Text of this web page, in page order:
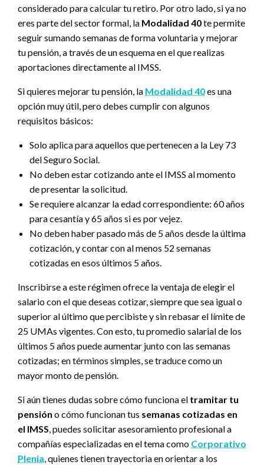
considerado para calcular tu retiro. Por otro lado, si ya no
eres parte del sector formal, la Modalidad 40te permite
seguir sumando semanas de forma voluntaria y mejorar
tu pensión, a través de un esquema en el que realizas
aportaciones directamente al IMSS.
Si quieres mejorar tu pensión, la Modalidad 40es una
opción muy útil, pero debes cumplir con algunos
requisitos básicos:
Solo aplica para aquellos que pertenecen a la Ley 73
del Seguro Social.
No deben estar cotizando ante el IMSS al momento
de presentar la solicitud.
Se requiere alcanzar la edad correspondiente: 60 años
para cesantía y 65 años si es por vejez.
No deben haber pasado más de 5 años desde la última
cotización, y contar con al menos 52 semanas
cotizadas en esos últimos 5 años.
Inscribirse a este régimen ofrece la ventaja de elegir el
salario con el que deseas cotizar, siempre que sea igual o
superior al último que percibiste y sin rebasar el límite de
25 UMAs vigentes. Con esto, tu promedio salarial de los
últimos 5 años puede aumentar junto con las semanas
cotizadas; en términos simples, se traduce como un
mayor monto de pensión.
Si aún tienes dudas sobre cómo funciona el tramitar tu
pensión o cómo funcionan tus semanas cotizadas en
el IMSS, puedes solicitar asesoramiento profesional a
compañías especializadas en el tema como Corporativo
Plenia, quienes tienen trayectoria en orientar a los